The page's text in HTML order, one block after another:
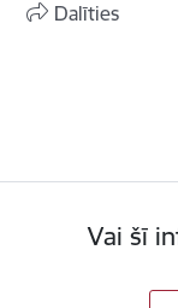
Dalīties
Vai šī